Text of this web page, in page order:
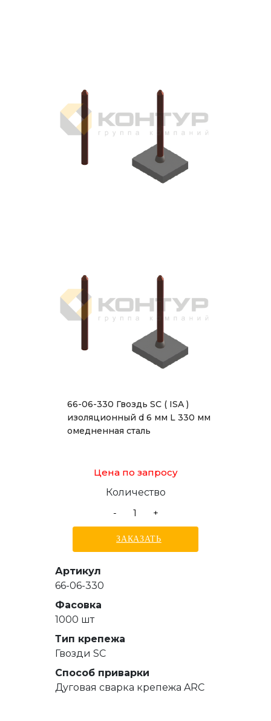
66-06-330 Гвоздь SC ( ISA )
изоляционный d 6 мм L 330 мм
омедненная сталь
Цена по запросу
Количество
-
+
ЗАКАЗАТЬ
Артикул
66-06-330
Фасовка
1000 шт
Тип крепежа
Гвозди SC
Способ приварки
Дуговая сварка крепежа ARC